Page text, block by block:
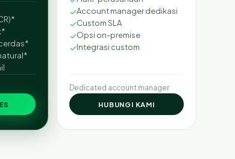
✓Account manager dedikasi
✓Custom SLA
✓Opsi on-premise
✓Integrasi custom
Dedicated account manager
HUBUNGI KAMI